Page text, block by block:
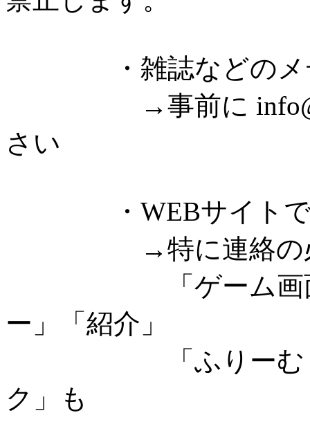
・雑誌などのメデ
→事前に
さい
・WEBサイトでゲ
→特に連絡の必
「ゲーム画面の
ー」「紹介」
「ふりーむ・ゲ
ク」も